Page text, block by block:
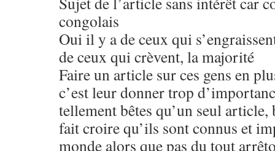
congolais
Oui il y a de ceux qui
de ceux qui crèvent, la majorité
Faire un article sur ces gens en
c’est leur donner trop
tellement bêtes qu’un seul
fait croire qu’ils sont connus et
monde alors que pas du tout